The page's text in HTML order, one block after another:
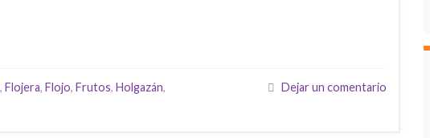
, Flojera, Flojo, Frutos, Holgazán,
Dejar un comentario